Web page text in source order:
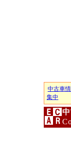
中古車
集中